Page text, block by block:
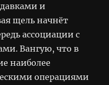
и
щель начнёт
ассоциации с
Вангую, что в
наиболее
операциями